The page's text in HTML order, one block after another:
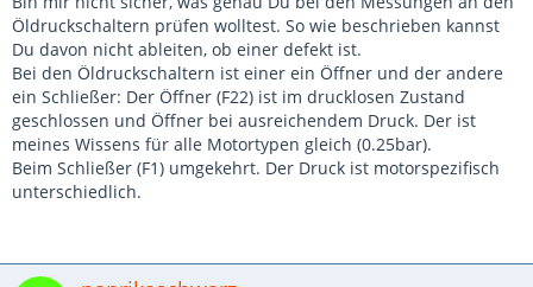
Öldruckschaltern prüfen wolltest. So wie beschrieben kannst
Du davon nicht ableiten, ob einer defekt ist.
Bei den Öldruckschaltern ist einer ein Öffner und der andere
ein Schließer: Der Öffner (F22) ist im drucklosen Zustand
geschlossen und Öffner bei ausreichendem Druck. Der ist
meines Wissens für alle Motortypen gleich (0.25bar).
Beim Schließer (F1) umgekehrt. Der Druck ist motorspezifisch
unterschiedlich.